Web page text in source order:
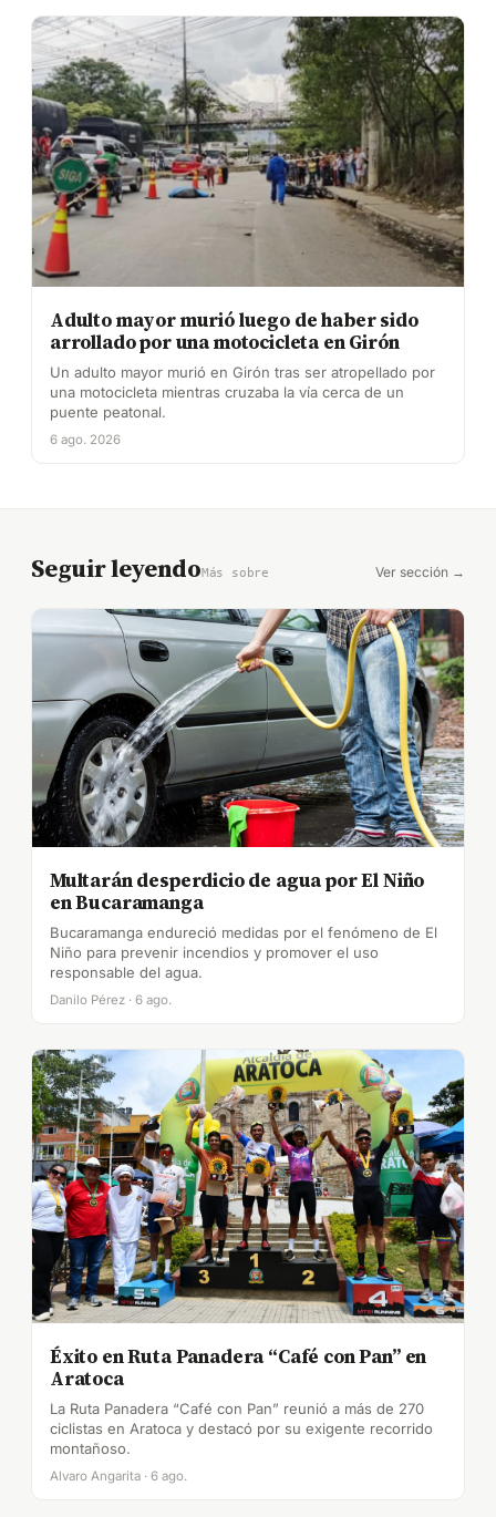
Adulto mayor murió luego de haber sido
arrollado por una motocicleta en Girón
Un adulto mayor murió en Girón tras ser atropellado por
una motocicleta mientras cruzaba la vía cerca de un
puente peatonal.
6 ago. 2026
Seguir leyendoMás sobre Ver sección →
Multarán desperdicio de agua por El Niño
en Bucaramanga
Bucaramanga endureció medidas por el fenómeno de El
Niño para prevenir incendios y promover el uso
responsable del agua.
Danilo Pérez · 6 ago.
Éxito en Ruta Panadera “Café con Pan” en
Aratoca
La Ruta Panadera “Café con Pan” reunió a más de 270
ciclistas en Aratoca y destacó por su exigente recorrido
montañoso.
Alvaro Angarita · 6 ago.